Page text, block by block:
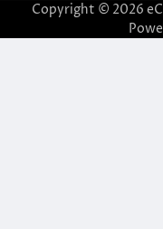
Copyright © 2026